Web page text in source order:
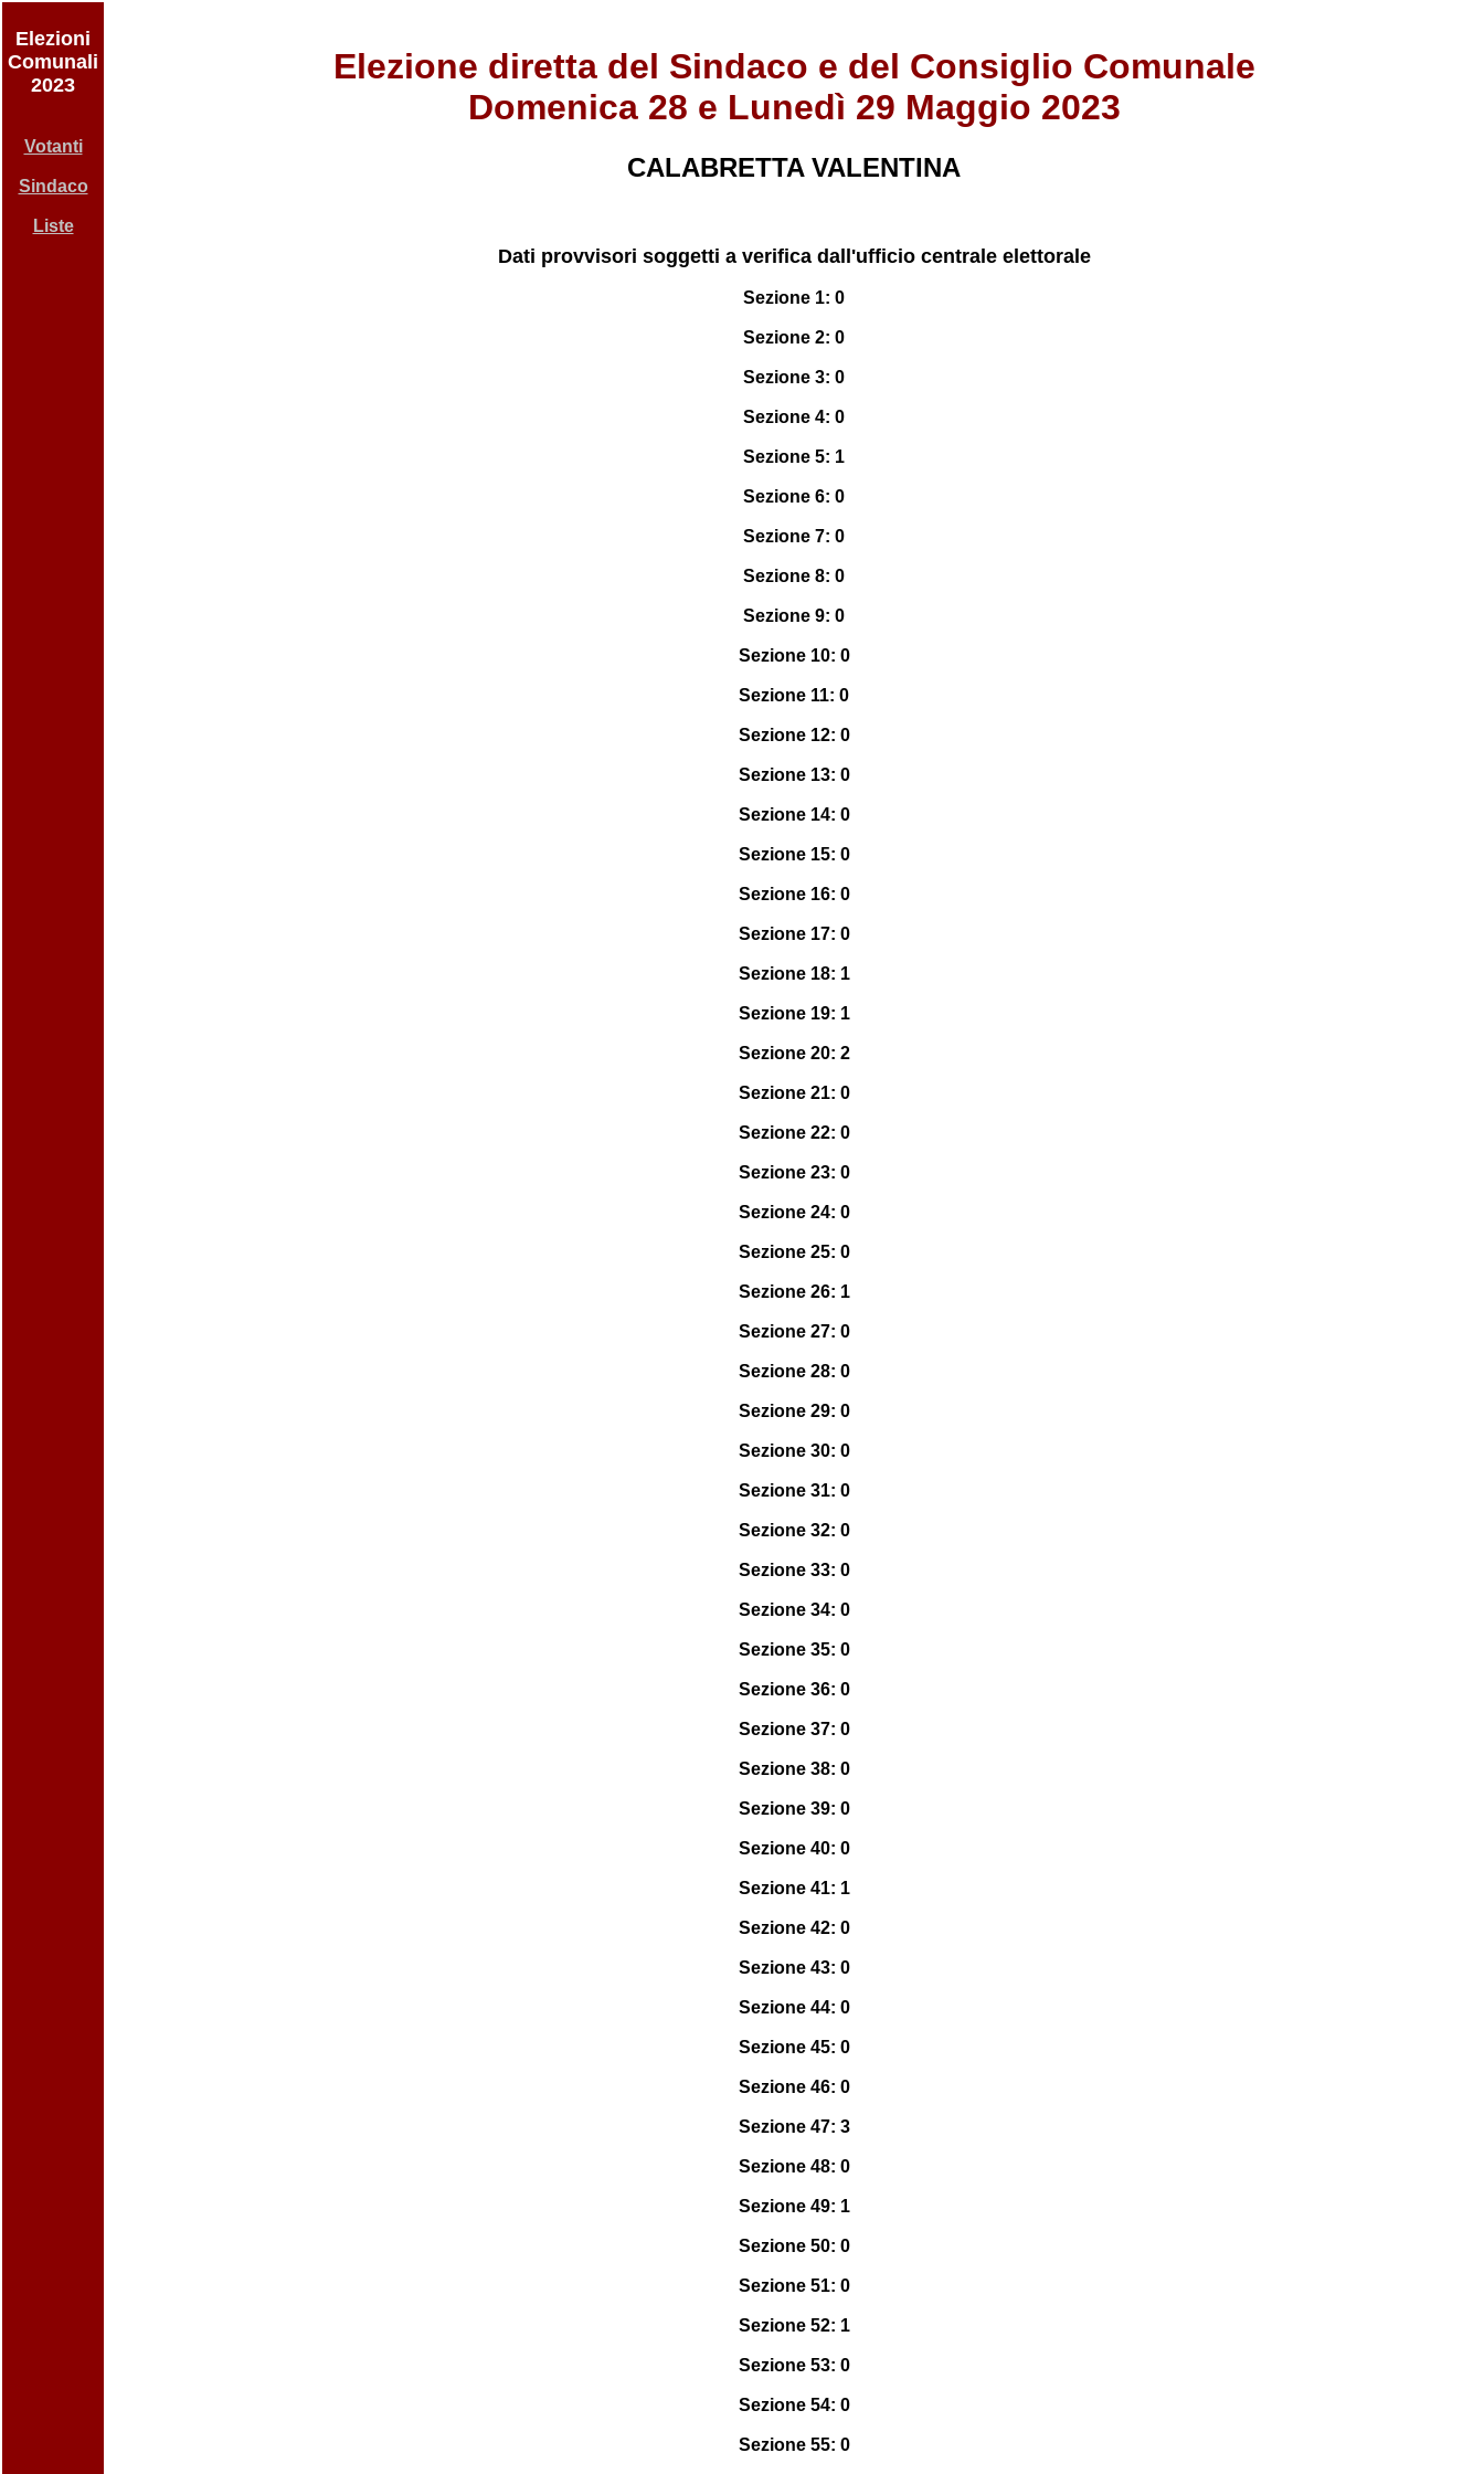
Elezioni
Comunali
2023
Votanti
Sindaco
Liste
Elezione diretta del Sindaco e del Consiglio Comunale
Domenica 28 e Lunedì 29 Maggio 2023
CALABRETTA VALENTINA
Dati provvisori soggetti a verifica dall'ufficio centrale elettorale
Sezione 1: 0
Sezione 2: 0
Sezione 3: 0
Sezione 4: 0
Sezione 5: 1
Sezione 6: 0
Sezione 7: 0
Sezione 8: 0
Sezione 9: 0
Sezione 10: 0
Sezione 11: 0
Sezione 12: 0
Sezione 13: 0
Sezione 14: 0
Sezione 15: 0
Sezione 16: 0
Sezione 17: 0
Sezione 18: 1
Sezione 19: 1
Sezione 20: 2
Sezione 21: 0
Sezione 22: 0
Sezione 23: 0
Sezione 24: 0
Sezione 25: 0
Sezione 26: 1
Sezione 27: 0
Sezione 28: 0
Sezione 29: 0
Sezione 30: 0
Sezione 31: 0
Sezione 32: 0
Sezione 33: 0
Sezione 34: 0
Sezione 35: 0
Sezione 36: 0
Sezione 37: 0
Sezione 38: 0
Sezione 39: 0
Sezione 40: 0
Sezione 41: 1
Sezione 42: 0
Sezione 43: 0
Sezione 44: 0
Sezione 45: 0
Sezione 46: 0
Sezione 47: 3
Sezione 48: 0
Sezione 49: 1
Sezione 50: 0
Sezione 51: 0
Sezione 52: 1
Sezione 53: 0
Sezione 54: 0
Sezione 55: 0